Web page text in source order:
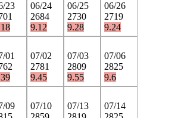
23
06/24
2684
9.12
06/25
2730
9.28
06/26
2719
9.24
01
07/02
2781
9.45
07/03
2809
9.55
07/06
2825
9.6
09
07/10
07/13
07/14